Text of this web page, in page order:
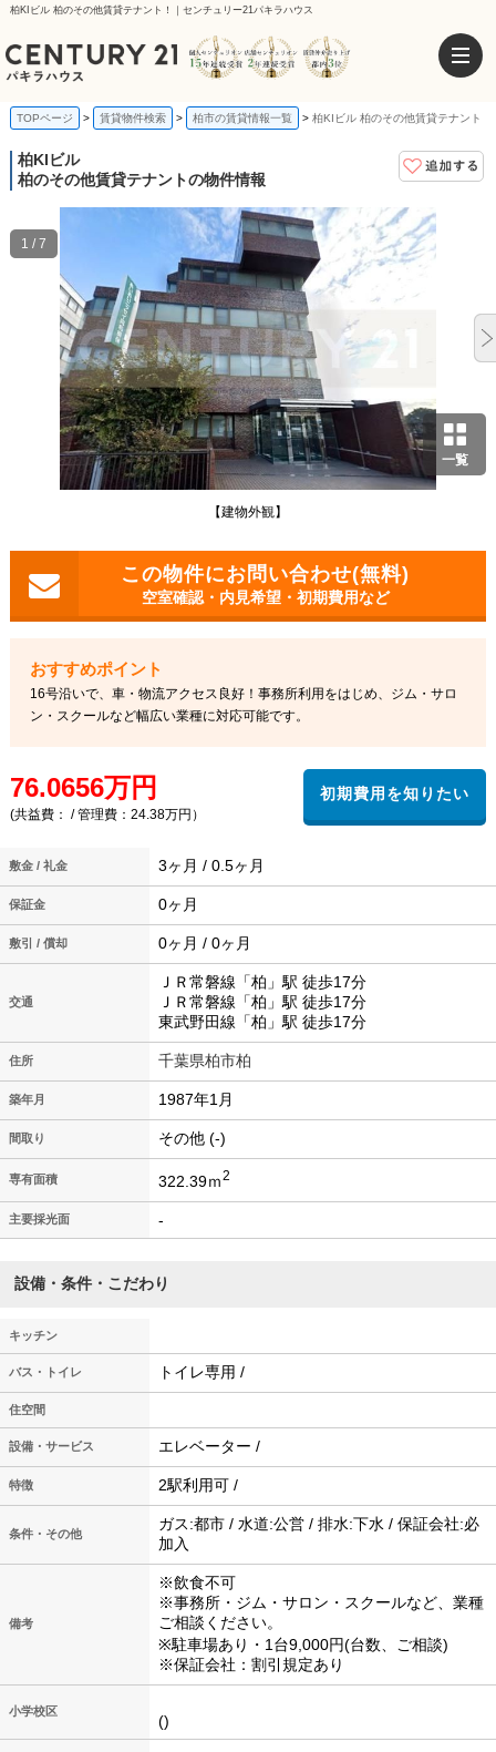
柏KIビル 柏のその他賃貸テナント！｜センチュリー21パキラハウス
TOPページ 賃貸物件検索 柏市の賃貸情報一覧 柏KIビル 柏のその他賃貸テナント
柏KIビル
柏のその他賃貸テナントの物件情報
一覧
【建物外観】
1 / 7
空室確認・内見希望・初期費用など
16号沿いで、車・物流アクセス良好！事務所利用をはじめ、ジム・サロ
ン・スクールなど幅広い業種に対応可能です。
76.0656万円
(共益費： / 管理費：24.38万円）
敷金 / 礼金 3ヶ月 / 0.5ヶ月
保証金 0ヶ月
敷引 / 償却 0ヶ月 / 0ヶ月
交通
ＪＲ常磐線「柏」駅 徒歩17分
ＪＲ常磐線「柏」駅 徒歩17分
東武野田線「柏」駅 徒歩17分
住所 千葉県柏市柏
築年月 1987年1月
間取り その他 (-)
専有面積 322.39ｍ2
主要採光面 -
設備・条件・こだわり
キッチン
バス・トイレ トイレ専用 /
住空間
設備・サービス エレベーター /
特徴 2駅利用可 /
条件・その他
ガス:都市 / 水道:公営 / 排水:下水 / 保証会社:必
加入
備考
※飲食不可
※事務所・ジム・サロン・スクールなど、業種
ご相談ください。
※駐車場あり・1台9,000円(台数、ご相談)
※保証会社：割引規定あり
小学校区
()